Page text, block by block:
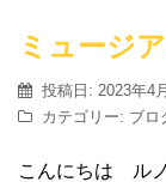
ミュージ
投稿日: 2023年4
カテゴリー: ブロ
こんにちは ル